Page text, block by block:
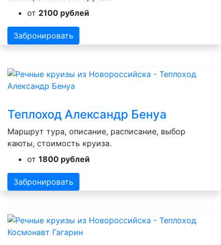
от 2100 рублей
Забронировать
Теплоход Александр Бенуа
Маршрут тура, описание, расписание, выбор
каюты, стоимость круиза.
от 1800 рублей
Забронировать